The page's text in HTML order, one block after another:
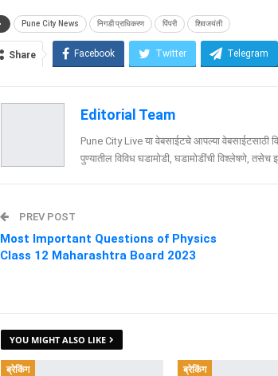
Pune City News निगडी प्राधिकरण पिंपरी शिवजयंती
Share Facebook Twitter Telegram
Editorial Team
Pune City Live या वेबसाईटचे आपल्या वेबसाईटसाठी
पुण्यातील विविध घडामोडी, घडामोडींची विश्लेषणे, तसेच
PREV POST
Most Important Questions of Physics
Class 12 Maharashtra Board 2023
YOU MIGHT ALSO LIKE
ब्रेकिंग ब्रेकिंग